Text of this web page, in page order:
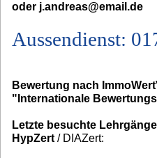
oder j.andreas@email.de
Aussendienst:
Bewertung nach
"Internationale
Letzte besuchte
HypZert / DIAZert: